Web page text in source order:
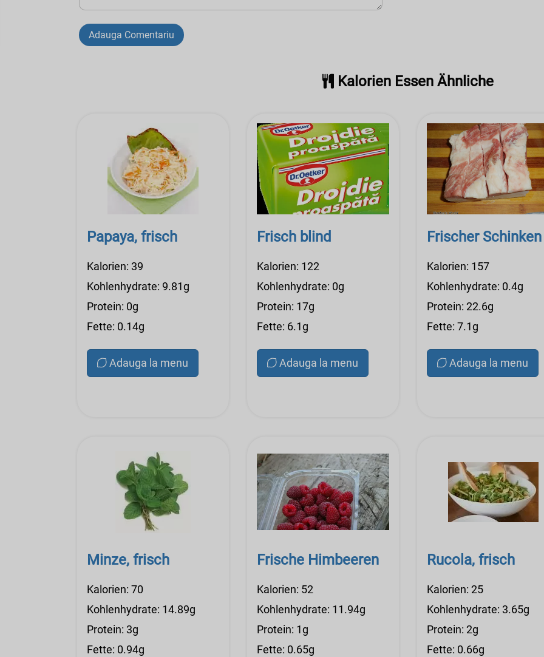
Adauga Comentariu
Kalorien Essen Ähnliche
Papaya, frisch
Kalorien: 39
Kohlenhydrate: 9.81g
Protein: 0g
Fette: 0.14g
Adauga la menu
Frisch blind
Kalorien: 122
Kohlenhydrate: 0g
Protein: 17g
Fette: 6.1g
Adauga la menu
Frischer Schinken
Kalorien: 157
Kohlenhydrate: 0.4g
Protein: 22.6g
Fette: 7.1g
Adauga la menu
Minze, frisch
Kalorien: 70
Kohlenhydrate: 14.89g
Protein: 3g
Fette: 0.94g
Frische Himbeeren
Kalorien: 52
Kohlenhydrate: 11.94g
Protein: 1g
Fette: 0.65g
Rucola, frisch
Kalorien: 25
Kohlenhydrate: 3.65g
Protein: 2g
Fette: 0.66g